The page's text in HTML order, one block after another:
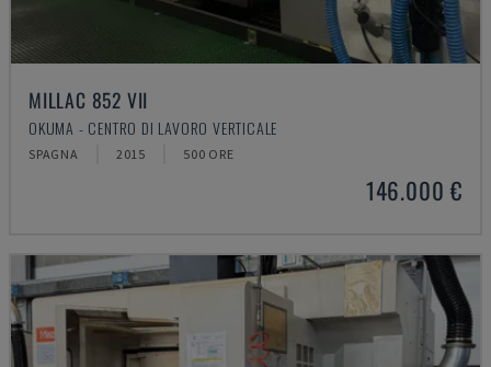
MILLAC 852 VII
OKUMA - CENTRO DI LAVORO VERTICALE
SPAGNA 2015 500 ORE
146.000 €